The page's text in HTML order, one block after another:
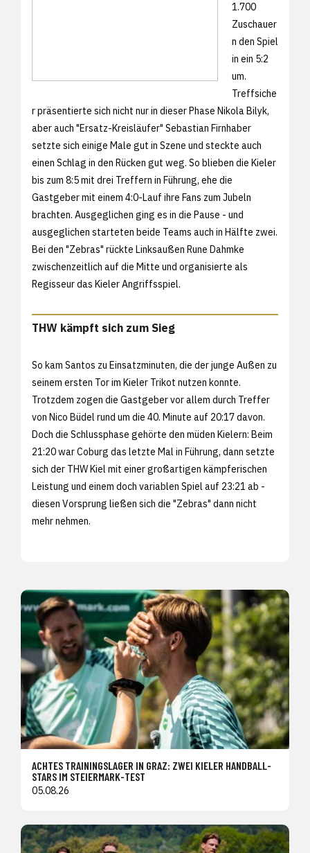
1.700
Zuschauer
n den Spiel
in ein 5:2
um.
Treffsiche
r präsentierte sich nicht nur in dieser Phase Nikola Bilyk,
aber auch "Ersatz-Kreisläufer" Sebastian Firnhaber
setzte sich einige Male gut in Szene und steckte auch
einen Schlag in den Rücken gut weg. So blieben die Kieler
bis zum 8:5 mit drei Treffern in Führung, ehe die
Gastgeber mit einem 4:0-Lauf ihre Fans zum Jubeln
brachten. Ausgeglichen ging es in die Pause - und
ausgeglichen starteten beide Teams auch in Hälfte zwei.
Bei den "Zebras" rückte Linksaußen Rune Dahmke
zwischenzeitlich auf die Mitte und organisierte als
Regisseur das Kieler Angriffsspiel.
THW kämpft sich zum Sieg
So kam Santos zu Einsatzminuten, die der junge Außen zu
seinem ersten Tor im Kieler Trikot nutzen konnte.
Trotzdem zogen die Gastgeber vor allem durch Treffer
von Nico Büdel rund um die 40. Minute auf 20:17 davon.
Doch die Schlussphase gehörte den müden Kielern: Beim
21:20 war Coburg das letzte Mal in Führung, dann setzte
sich der THW Kiel mit einer großartigen kämpferischen
Leistung und einem doch variablen Spiel auf 23:21 ab -
diesen Vorsprung ließen sich die "Zebras" dann nicht
mehr nehmen.
ACHTES TRAININGSLAGER IN GRAZ: ZWEI KIELER HANDBALL-
STARS IM STEIERMARK-TEST
05.08.26